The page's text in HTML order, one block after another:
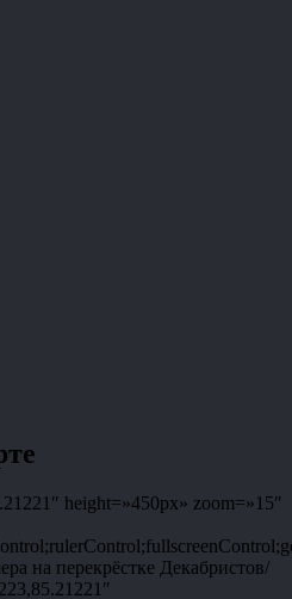
height=»450px» zoom=»15″
на перекрёстке Декабристов/